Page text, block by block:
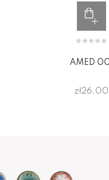
AMED
zł26.00